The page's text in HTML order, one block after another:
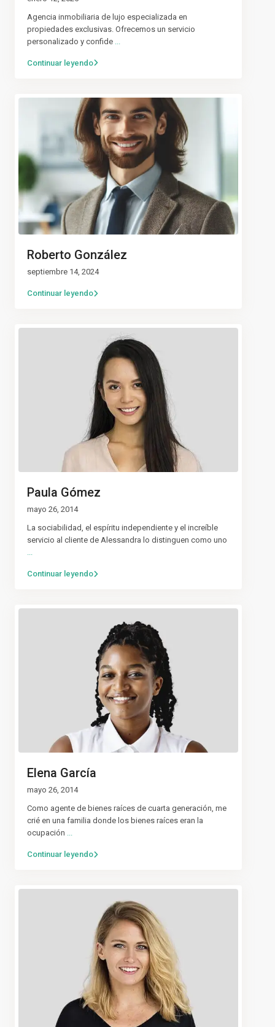
Agencia inmobiliaria de lujo especializada en
propiedades exclusivas. Ofrecemos un servicio
personalizado y confide
Continuar leyendo
Roberto González
septiembre 14, 2024
Continuar leyendo
Paula Gómez
mayo 26, 2014
La sociabilidad, el espíritu independiente y el increíble
servicio al cliente de Alessandra lo distinguen como uno
...
Continuar leyendo
Elena García
mayo 26, 2014
Como agente de bienes raíces de cuarta generación, me
crié en una familia donde los bienes raíces eran la
ocupación ...
Continuar leyendo